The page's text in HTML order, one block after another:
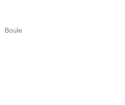
Boule